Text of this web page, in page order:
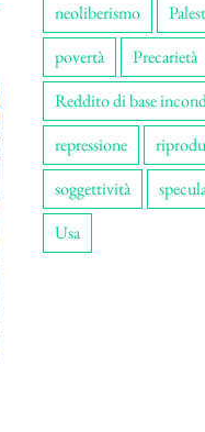
neoliberismo
povertà
Precarietà
Reddito di base
repressione
soggettività
Usa